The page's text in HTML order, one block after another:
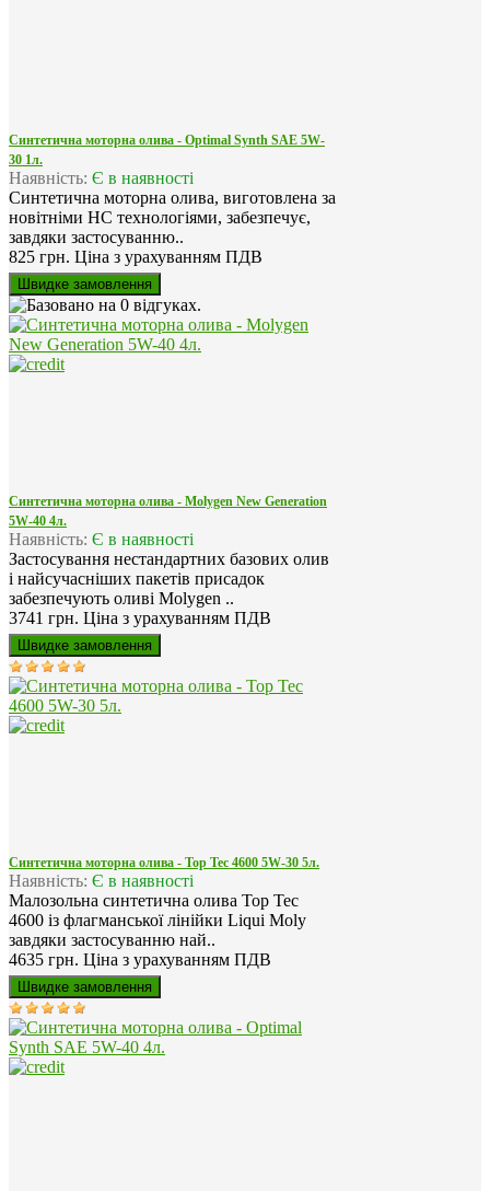
Синтетична моторна олива - Optimal Synth SAE 5W-
30 1л.
Наявність: Є в наявності
Синтетична моторна олива, виготовлена за
новітніми HC технологіями, забезпечує,
завдяки застосуванню..
825 грн. Ціна з урахуванням ПДВ
Синтетична моторна олива - Molygen New Generation
5W-40 4л.
Наявність: Є в наявності
Застосування нестандартних базових олив
і найсучасніших пакетів присадок
забезпечують оливі Molygen ..
3741 грн. Ціна з урахуванням ПДВ
Синтетична моторна олива - Top Tec 4600 5W-30 5л.
Наявність: Є в наявності
Малозольна синтетична олива Top Tec
4600 із флагманської лінійки Liqui Moly
завдяки застосуванню най..
4635 грн. Ціна з урахуванням ПДВ